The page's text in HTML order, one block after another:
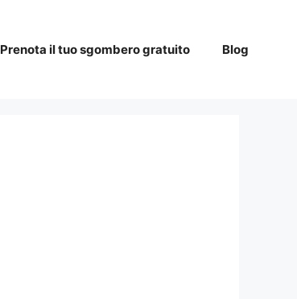
Prenota il tuo sgombero gratuito Blog